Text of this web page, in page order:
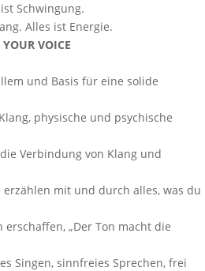
Schwingung.
Alles ist Energie.
YOUR VOICE
und Basis für eine solide
physische und psychische
Verbindung von Klang und
erzählen mit und durch alles, was du
„Der Ton macht die
Singen, sinnfreies Sprechen, frei